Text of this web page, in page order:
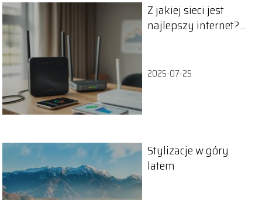
Z jakiej sieci jest
najlepszy internet?
2025-07-25
Stylizacje w góry
latem